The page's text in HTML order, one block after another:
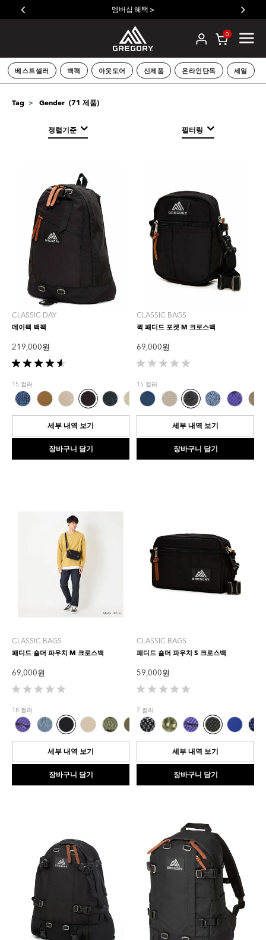
멤버십 혜택 >
0
베스트셀러 백팩 아웃도어 신제품 온라인단독 세일
Tag Gender (71 제품)
정렬기준 필터링
CLASSIC DAY
데이팩 백팩
219,000 원
별
5
개
중
4.6
입
다.
15 컬러
세부 내역 보기
장바구니 담기
CLASSIC BAGS
퀵 패디드 포켓 M 크로스백
69,000 원
별
5
개
중
0.0
입
다.
15 컬러
세부 내역 보기
장바구니 담기
CLASSIC BAGS
패디드 숄더 파우치 M 크로스백
69,000 원
별
5
개
중
0.0
입
다.
18 컬러
세부 내역 보기
장바구니 담기
CLASSIC BAGS
패디드 숄더 파우치 S 크로스백
59,000 원
별
5
개
중
0.0
입
다.
7 컬러
세부 내역 보기
장바구니 담기